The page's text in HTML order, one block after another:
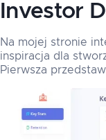
Investor
Na mojej stronie
inspiracja dla
Pierwsza